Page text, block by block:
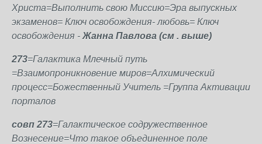
Христа=Выполнить свою Миссию=Эра выпускных
экзаменов= Ключ освобождения- любовь= Ключ
освобождения - Жанна Павлова (см . выше)
273=Галактика Млечный путь
=Взаимопроникновение миров=Алхимический
процесс=Божественный Учитель =Группа Активации
порталов
совп 273=Галактическое содружественное
Вознесение=Что такое объединенное поле